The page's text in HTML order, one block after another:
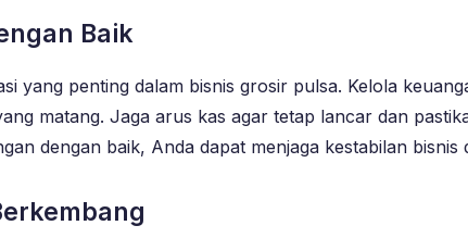
Baik
yang penting dalam bisnis grosir pulsa. Kelola
matang. Jaga arus kas agar tetap lancar dan
dengan baik, Anda dapat menjaga kestabilan